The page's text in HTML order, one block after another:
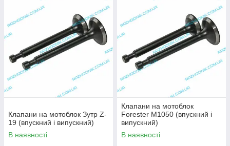
Клапани на мотоблок Зутр Z-
19 (впускний і випускний)
В наявності
Клапани на мотоблок
Forester M1050 (впускний і
випускний)
В наявності